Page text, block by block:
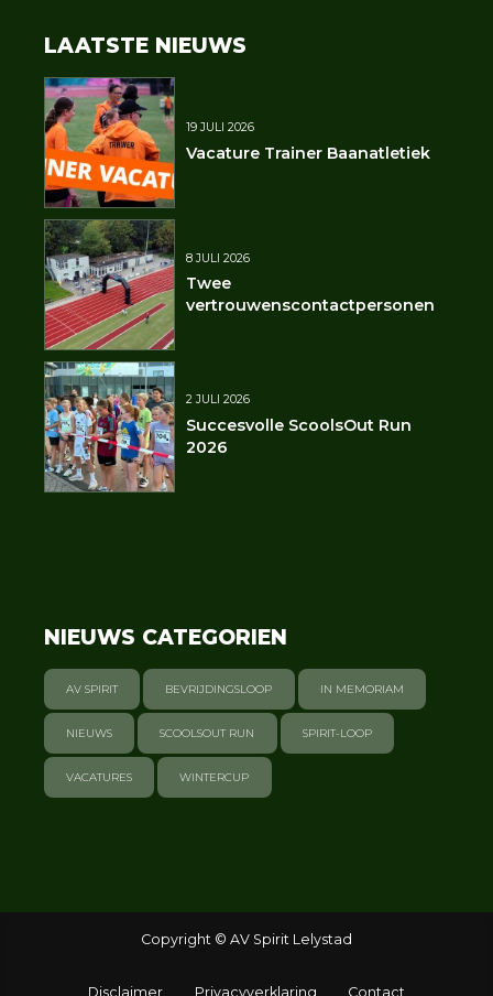
LAATSTE NIEUWS
19 JULI 2026
Vacature Trainer Baanatletiek
8 JULI 2026
Twee
vertrouwenscontactpersonen
2 JULI 2026
Succesvolle ScoolsOut Run
2026
NIEUWS CATEGORIEN
AV SPIRIT BEVRIJDINGSLOOP IN MEMORIAM
NIEUWS SCOOLSOUT RUN SPIRIT-LOOP
VACATURES WINTERCUP
Copyright © AV Spirit Lelystad
Disclaimer Privacyverklaring Contact